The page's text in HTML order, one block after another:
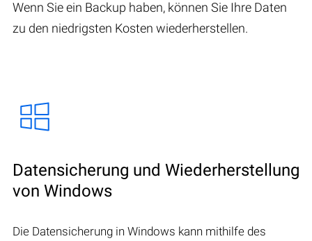
Wenn Sie ein Backup haben, können Sie Ihre Daten
zu den niedrigsten Kosten wiederherstellen.
Datensicherung und Wiederherstellung
von Windows
Die Datensicherung in Windows kann mithilfe des